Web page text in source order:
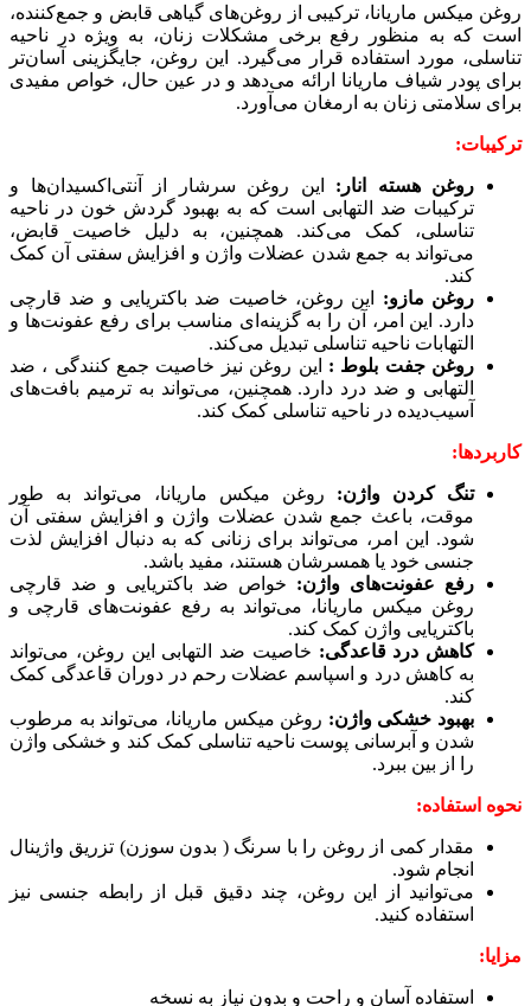
روغن میکس ماریانا، ترکیبی از روغن‌های گیاهی قابض و جمع‌کننده،
است که به منظور رفع برخی مشکلات زنان، به ویژه در ناحیه
تناسلی، مورد استفاده قرار می‌گیرد. این روغن، جایگزینی آسان‌تر
برای پودر شیاف ماریانا ارائه می‌دهد و در عین حال، خواص مفیدی
برای سلامتی زنان به ارمغان می‌آورد.
ترکیبات:
روغن هسته انار: این روغن سرشار از آنتی‌اکسیدان‌ها و
ترکیبات ضد التهابی است که به بهبود گردش خون در ناحیه
تناسلی، کمک می‌کند. همچنین، به دلیل خاصیت قابض،
می‌تواند به جمع شدن عضلات واژن و افزایش سفتی آن کمک
کند.
روغن مازو: این روغن، خاصیت ضد باکتریایی و ضد قارچی
دارد. این امر، آن را به گزینه‌ای مناسب برای رفع عفونت‌ها و
التهابات ناحیه تناسلی تبدیل می‌کند.
روغن جفت بلوط : این روغن نیز خاصیت جمع کنندگی ، ضد
التهابی و ضد درد دارد. همچنین، می‌تواند به ترمیم بافت‌های
آسیب‌دیده در ناحیه تناسلی کمک کند.
کاربردها:
تنگ کردن واژن: روغن میکس ماریانا، می‌تواند به طور
موقت، باعث جمع شدن عضلات واژن و افزایش سفتی آن
شود. این امر، می‌تواند برای زنانی که به دنبال افزایش لذت
جنسی خود یا همسرشان هستند، مفید باشد.
رفع عفونت‌های واژن: خواص ضد باکتریایی و ضد قارچی
روغن میکس ماریانا، می‌تواند به رفع عفونت‌های قارچی و
باکتریایی واژن کمک کند.
کاهش درد قاعدگی: خاصیت ضد التهابی این روغن، می‌تواند
به کاهش درد و اسپاسم عضلات رحم در دوران قاعدگی کمک
کند.
بهبود خشکی واژن: روغن میکس ماریانا، می‌تواند به مرطوب
شدن و آبرسانی پوست ناحیه تناسلی کمک کند و خشکی واژن
را از بین ببرد.
نحوه استفاده:
مقدار کمی از روغن را با سرنگ ( بدون سوزن) تزریق واژینال
انجام شود.
می‌توانید از این روغن، چند دقیق قبل از رابطه جنسی نیز
استفاده کنید.
مزایا:
استفاده آسان و راحت و بدون نیاز به نسخه